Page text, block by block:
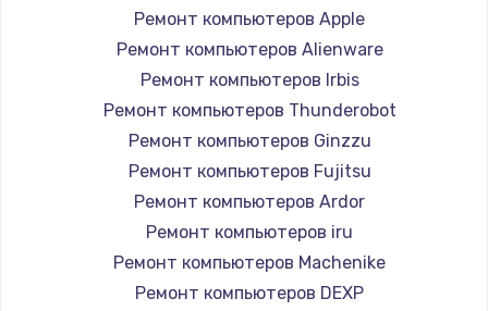
Ремонт компьютеров Apple
Ремонт компьютеров Alienware
Ремонт компьютеров Irbis
Ремонт компьютеров Thunderobot
Ремонт компьютеров Ginzzu
Ремонт компьютеров Fujitsu
Ремонт компьютеров Ardor
Ремонт компьютеров iru
Ремонт компьютеров Machenike
Ремонт компьютеров DEXP